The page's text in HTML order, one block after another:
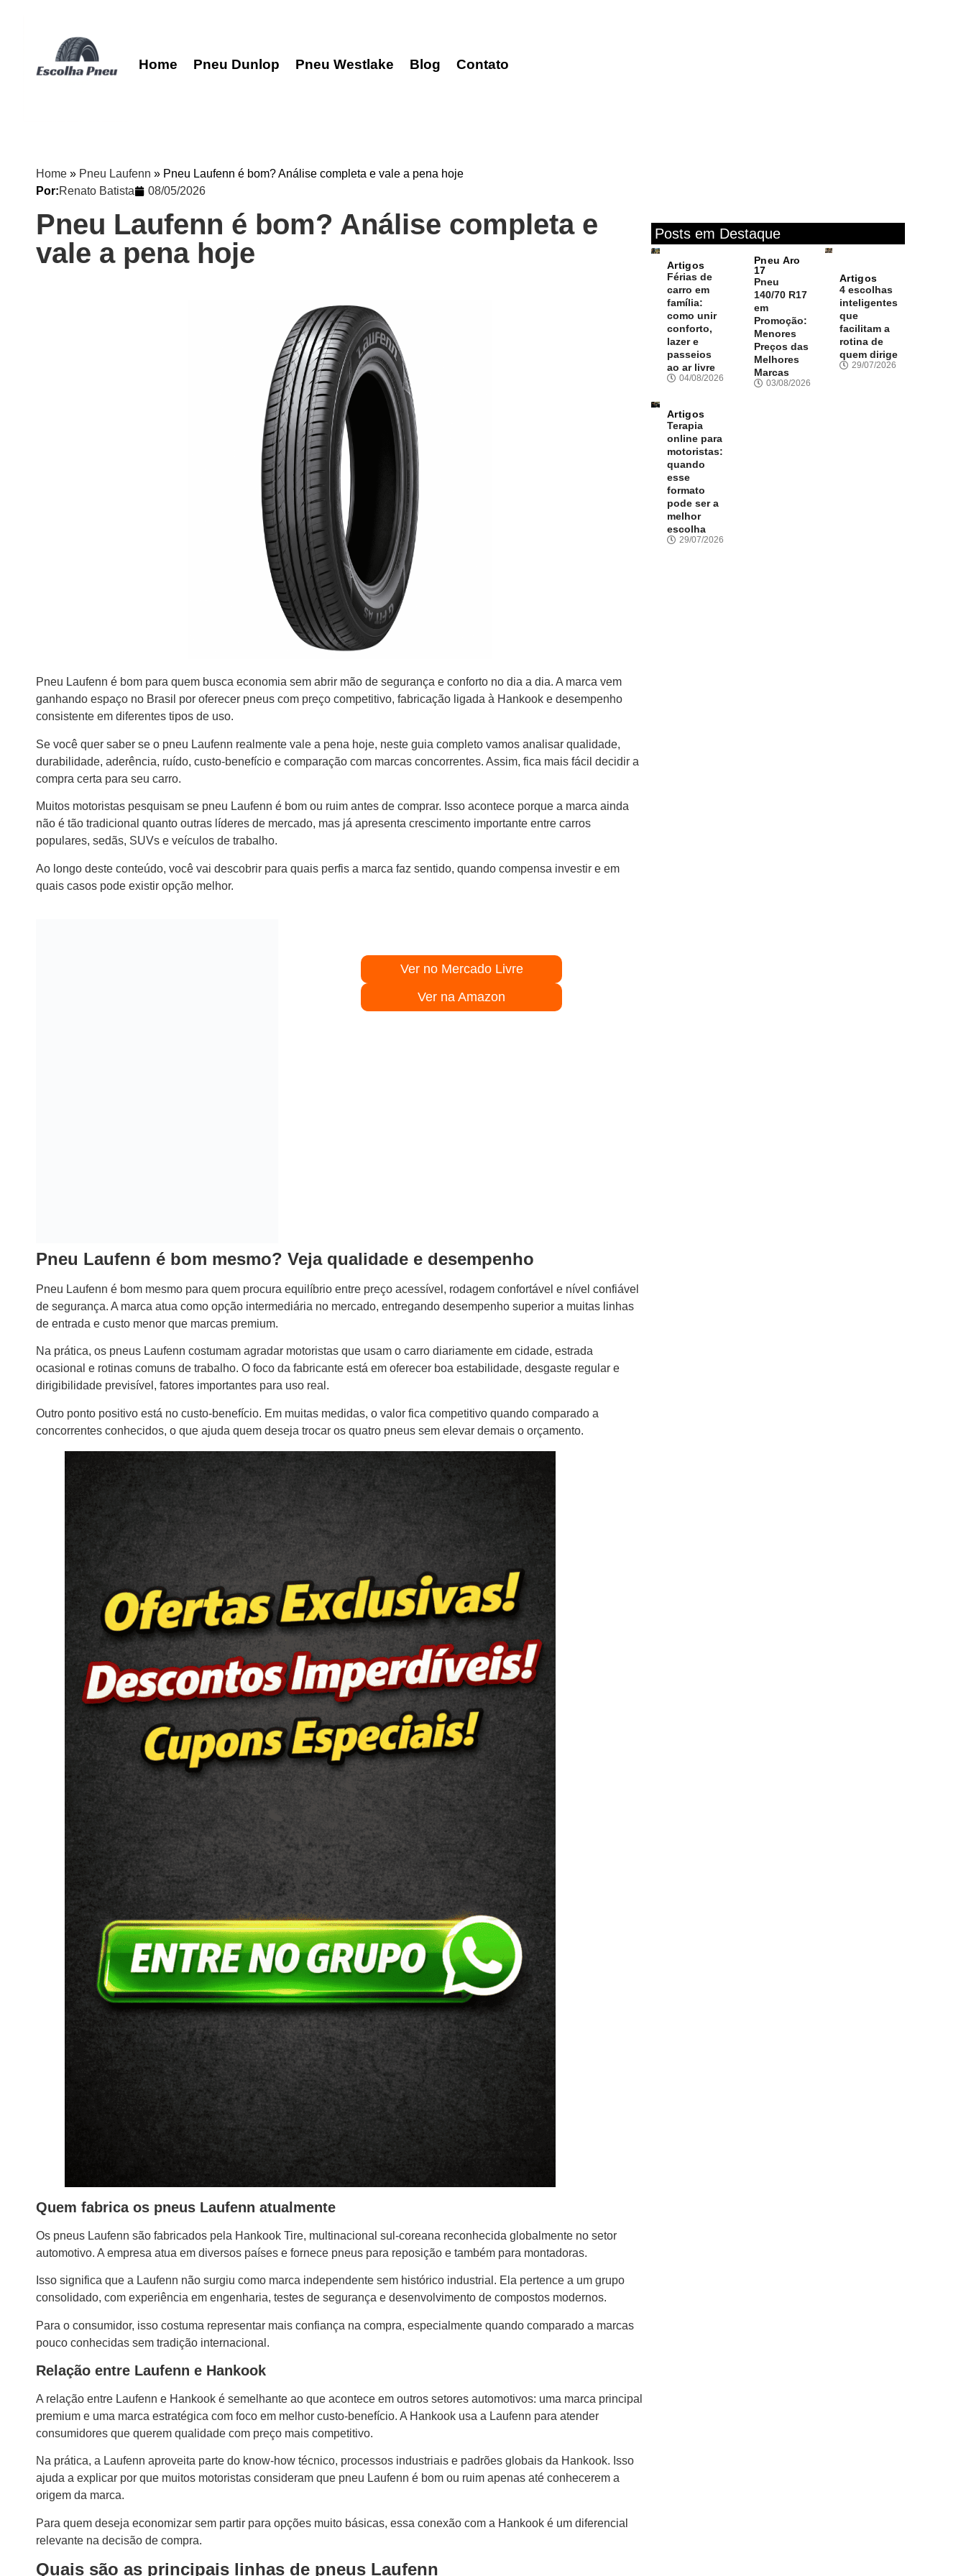
Home Pneu Dunlop Pneu Westlake Blog Contato
Home » Pneu Laufenn » Pneu Laufenn é bom? Análise completa e vale a pena hoje
Por:Renato Batista 08/05/2026
Pneu Laufenn é bom? Análise completa e
vale a pena hoje
Pneu Laufenn é bom para quem busca economia sem abrir mão de segurança e conforto no dia a dia. A marca vem
ganhando espaço no Brasil por oferecer pneus com preço competitivo, fabricação ligada à Hankook e desempenho
consistente em diferentes tipos de uso.
Se você quer saber se o pneu Laufenn realmente vale a pena hoje, neste guia completo vamos analisar qualidade,
durabilidade, aderência, ruído, custo-benefício e comparação com marcas concorrentes. Assim, fica mais fácil decidir a
compra certa para seu carro.
Muitos motoristas pesquisam se pneu Laufenn é bom ou ruim antes de comprar. Isso acontece porque a marca ainda
não é tão tradicional quanto outras líderes de mercado, mas já apresenta crescimento importante entre carros
populares, sedãs, SUVs e veículos de trabalho.
Ao longo deste conteúdo, você vai descobrir para quais perfis a marca faz sentido, quando compensa investir e em
quais casos pode existir opção melhor.
Ver no Mercado Livre
Ver na Amazon
Quem fabrica os pneus Laufenn atualmente
Os pneus Laufenn são fabricados pela Hankook Tire, multinacional sul-coreana reconhecida globalmente no setor
automotivo. A empresa atua em diversos países e fornece pneus para reposição e também para montadoras.
Isso significa que a Laufenn não surgiu como marca independente sem histórico industrial. Ela pertence a um grupo
consolidado, com experiência em engenharia, testes de segurança e desenvolvimento de compostos modernos.
Para o consumidor, isso costuma representar mais confiança na compra, especialmente quando comparado a marcas
pouco conhecidas sem tradição internacional.
Relação entre Laufenn e Hankook
A relação entre Laufenn e Hankook é semelhante ao que acontece em outros setores automotivos: uma marca principal
premium e uma marca estratégica com foco em melhor custo-benefício. A Hankook usa a Laufenn para atender
consumidores que querem qualidade com preço mais competitivo.
Na prática, a Laufenn aproveita parte do know-how técnico, processos industriais e padrões globais da Hankook. Isso
ajuda a explicar por que muitos motoristas consideram que pneu Laufenn é bom ou ruim apenas até conhecerem a
origem da marca.
Para quem deseja economizar sem partir para opções muito básicas, essa conexão com a Hankook é um diferencial
Quais são as principais linhas de pneus Laufenn
A marca possui diferentes linhas para atender perfis variados de motoristas. Isso ajuda a explicar por que pneu Laufenn
uso comercial leve.
Na hora da compra, o ideal é olhar além da marca e analisar o modelo correto para o seu veículo. Cada linha prioriza
Escolher o pneu certo dentro do catálogo faz mais diferença do que comparar apenas o nome da marca. Por isso,
conhecer as principais linhas da Laufenn evita erro de compra e melhora o resultado no uso diário.
Linha para carros de passeio
Nos carros de passeio, a Laufenn oferece pneus focados em conforto, baixo ruído e desgaste equilibrado. São opções
comuns para hatches, sedãs compactos e modelos urbanos que rodam bastante em cidade.
Posts em Destaque
Artigos
Férias de
carro em
família:
como unir
conforto,
lazer e
passeios
ao ar livre
04/08/2026
Pneu Aro
17
Pneu
140/70 R17
em
Promoção:
Menores
Preços das
Melhores
Marcas
03/08/2026
Artigos
4 escolhas
inteligentes
que
facilitam a
rotina de
quem dirige
29/07/2026
Artigos
Terapia
online para
motoristas:
quando
esse
formato
pode ser a
melhor
escolha
29/07/2026